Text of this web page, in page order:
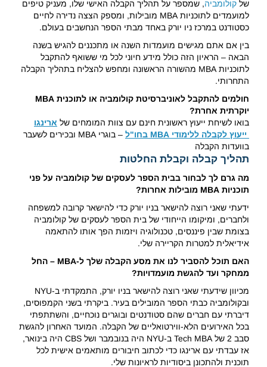
של קולומביה, שמספר על תהליך הקבלה האישי שלו, מעניק טיפים
למועמדים לתוכניות MBA מובילות, ומספק הצצה נדירה לחיים
כסטודנט במרכז ניו יורק באחד מבתי הספר הנחשבים בעולם.
בין אם אתם מגישים מועמדות השנה או מתכננים להגיש בשנה
הבאה – הראיון הזה כולל מידע חיוני לכל מי ששואף להתקבל
לתוכניות MBA מהשורה הראשונה ומחפש להצליח בתהליך הקבלה
התחרותי.
חולמים להתקבל לאוניברסיטת קולומביה או לתוכנית
יוקרתית אחרת?
בואו לשיחת ייעוץ ראשונית חינם עם צוות המומחים של ארינגו
ייעוץ לקבלה ללימודי MBA בחו"ל
– בוגרי MBA ובכירים לשעבר
בוועדות הקבלה
תהליך קבלה וקבלת החלטות
מה גרם לך לבחור בבית הספר לעסקים של קולומביה על פני
תוכניות MBA מובילות אחרות?
ידעתי שאני רוצה להישאר בניו יורק כדי להישאר קרובה למשפחה
ולחברים, ומיקומו הייחודי של בית הספר לעסקים של קולומביה
בצומת שבין פיננסים, טכנולוגיה ויזמות הפך אותו להתאמה
אידיאלית למטרות הקריירה שלי.
האם תוכל להסביר לנו את מסע הקבלה שלך ל-MBA – החל
ממחקר ועד להגשת מועמדויות?
מכיוון שידעתי שאני רוצה להישאר בניו יורק, התמקדתי ב-NYU
ובקולומביה כבתי הספר המובילים בעיר. ביקרתי בשני הקמפוסים,
דיברתי עם חברים שהם סטודנטים ובוגרים נוכחיים, והשתתפתי
בכל האירועים הלא-ווירטואליים של הקבלה. המועד האחרון להגשת
סבב 2 של Tech MBA ב-NYU היה בנובמבר ושל CBS היה בינואר,
אז עבדתי עם ארינגו כדי לכתוב חיבורים מותאמים אישית לכל
תוכנית ולהתכונן ביסודיות לראיונות שלי.